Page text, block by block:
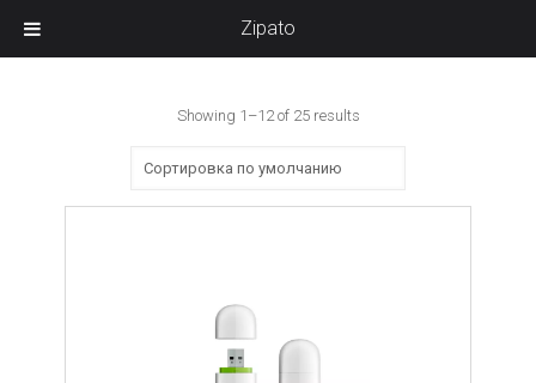
Showing 1–12 of 25 results
Zipato